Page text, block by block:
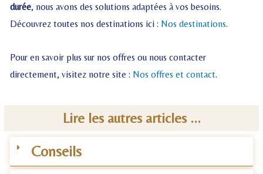
durée, nous avons des solutions adaptées à vos besoins.
Découvrez toutes nos destinations ici : Nos destinations.
Pour en savoir plus sur nos offres ou nous contacter
directement, visitez notre site : Nos offres et contact.
Lire les autres articles ...
Conseils